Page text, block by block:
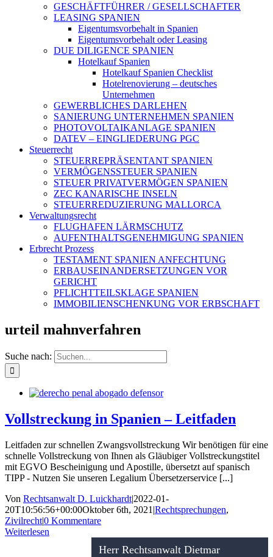
GESCHÄFTFÜHRER / GESELLSCHAFTER
LEASING SPANIEN
Eigentumsvorbehalt in Spanien
Eigentumsvorbehalt oder Leasing
DUE DILIGENCE SPANIEN
Hotelkauf Spanien
Hotelkauf Spanien Checklist
Hotelrenovierung – deutsches
Unternehmen
GEWERBLICHES DARLEHEN
SANIERUNG UNTERNEHMEN SPANIEN
PHOTOVOLTAIKANLAGE SPANIEN
DATEV – EINGLIEDERUNG PGC
Steuerrecht
STEUERREPRÄSENTANT SPANIEN
VERMÖGENSSTEUER SPANIEN
STEUER PRIVATVERMÖGEN SPANIEN
ZEC KANARISCHE INSELN
STEUERREDUZIERUNG MALLORCA
Verwaltungsrecht
FLUGHAFEN LÄRMSCHUTZ
AUFENTHALTSGENEHMIGUNG SPANIEN
Erbrecht Prozess
TESTAMENT SPANIEN ANFECHTUNG
ERBAUSEINANDERSETZUNGEN VOR
GERICHT
PFLICHTTEILSKLAGE SPANIEN
IMMOBILIENSCHENKUNG VOR ERBSCHAFT
urteil mahnverfahren
Suche nach:
Vollstreckung in Spanien – Leitfaden
Leitfaden zur schnellen Zwangsvollstreckung Wir benötigen für eine
schnelle Vollstreckung von Ihnen als Gläubiger Vollstreckungstitel
mit EGVO Bescheinigung und Apostille, übersetzt auf spanisch
TIPP - Nutzen Sie unseren Legalium Übersetzerservice [...]
Von Rechtsanwalt D. Luickhardt|2022-01-
20T10:56:56+00:00Oktober 6th, 2021 |Rechtsprechungen,
Zivilrecht|0 Kommentare
Weiterlesen
Herr Rechtsanwalt Dietmar